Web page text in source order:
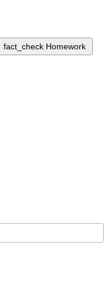
fact_check Homework